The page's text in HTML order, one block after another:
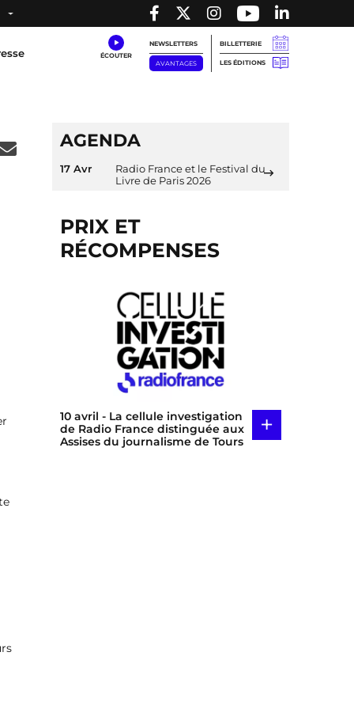
NEWSLETTERS
AVANTAGES
BILLETTERIE
LES ÉDITIONS
AGENDA
17 Avr
Radio France et le Festival du
Livre de Paris 2026
PRIX ET
RÉCOMPENSES
10 avril - La cellule investigation
de Radio France distinguée aux
Assises du journalisme de Tours
+